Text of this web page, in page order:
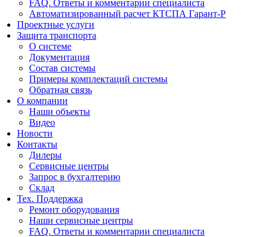
FAQ. Ответы и комментарии специалиста
Автоматизированный расчет КТСПА Гарант-Р
Проектные услуги
Защита транспорта
О системе
Документация
Состав системы
Примеры комплектаций системы
Обратная связь
О компании
Наши объекты
Видео
Новости
Контакты
Дилеры
Сервисные центры
Запрос в бухгалтерию
Склад
Тех. Поддержка
Ремонт оборудования
Наши сервисные центры
FAQ. Ответы и комментарии специалиста